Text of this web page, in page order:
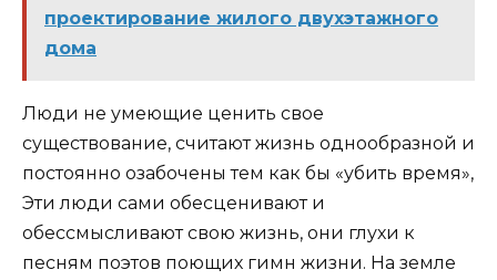
проектирование жилого двухэтажного
дома
Люди не умеющие ценить свое
существование, считают жизнь однообразной и
постоянно озабочены тем как бы «убить время»,
Эти люди сами обесценивают и
обессмысливают свою жизнь, они глухи к
песням поэтов поющих гимн жизни. На земле